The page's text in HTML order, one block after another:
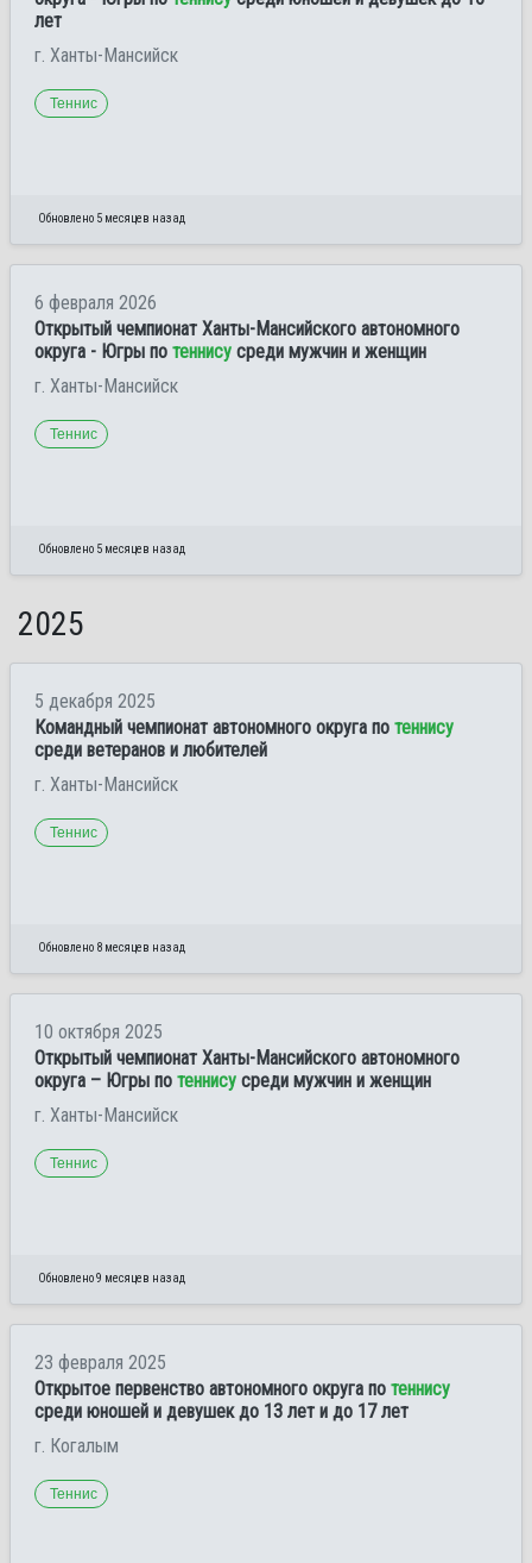
лет
г. Ханты-Мансийск
Теннис
Обновлено 5 месяцев назад
6 февраля 2026
Открытый чемпионат Ханты-Мансийского автономного
округа - Югры по теннису среди мужчин и женщин
г. Ханты-Мансийск
Теннис
Обновлено 5 месяцев назад
2025
5 декабря 2025
Командный чемпионат автономного округа по теннису
среди ветеранов и любителей
г. Ханты-Мансийск
Теннис
Обновлено 8 месяцев назад
10 октября 2025
Открытый чемпионат Ханты-Мансийского автономного
округа – Югры по теннису среди мужчин и женщин
г. Ханты-Мансийск
Теннис
Обновлено 9 месяцев назад
23 февраля 2025
Открытое первенство автономного округа по теннису
среди юношей и девушек до 13 лет и до 17 лет
г. Когалым
Теннис